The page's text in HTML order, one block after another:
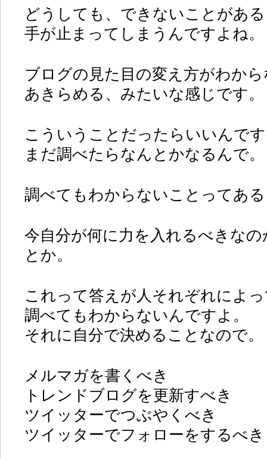
どうしても、できないことがあ
手が止まってしまうんですよね。
ブログの見た目の変え方がわか
あきらめる、みたいな感じです。
こういうことだったらいいんで
まだ調べたらなんとかなるんで。
調べてもわからないことってあ
今自分が何に力を入れるべきなの
とか。
これって答えが人それぞれによ
調べてもわからないんですよ。
それに自分で決めることなので。
メルマガを書くべき
トレンドブログを更新すべき
ツイッターでつぶやくべき
ツイッターでフォローをするべき